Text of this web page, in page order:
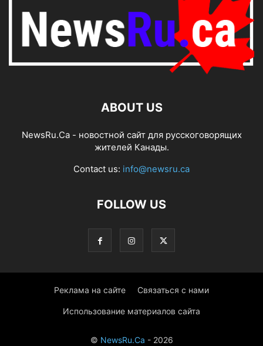
ABOUT US
NewsRu.Ca - новостной сайт для русскоговорящих
жителей Канады.
Contact us: info@newsru.ca
FOLLOW US
Реклама на сайте Связаться с нами
Использование материалов сайта
© NewsRu.Ca - 2026